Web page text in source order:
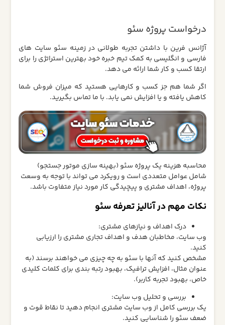
درخواست پروژه سئو
آژانس فرین با داشتن تجربه طولانی در زمینه سئو سایت های
فارسی و انگلیسی به کمک تیم خبره خود بهترین استراتژی را برای
ارتقا کسب و کار شما ارائه می دهد.
اگر شما هم جز کسب و کارهایی هستید که میزان فروش شما
کاهش یافته و یا افزایش نمی یابد. با ما تماس بگیرید.
محاسبه هزینه یک پروژه سئو (بهینه سازی موتور جستجو)
شامل عوامل متعددی است و رویکرد می تواند با توجه به وسعت
پروژه، اهداف مشتری و پیچیدگی کار مورد نیاز متفاوت باشد.
نکات مهم در آنالیز تعرفه سئو
درک اهداف و نیازهای مشتری:
وب سایت، مخاطبان هدف و اهداف تجاری مشتری را ارزیابی
کنید.
مشخص کنید که آنها با سئو به چه چیزی می خواهند برسند (به
عنوان مثال، افزایش ترافیک، بهبود رتبه بندی برای کلمات کلیدی
خاص، بهبود تجربه کاربر).
بررسی و تحلیل وب سایت:
یک بررسی کامل از وب سایت مشتری انجام دهید تا نقاط قوت و
ضعف سئو را شناسایی کنید.